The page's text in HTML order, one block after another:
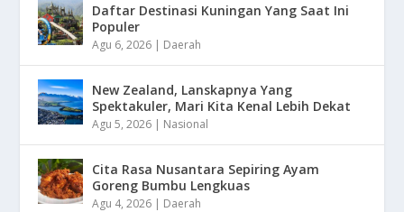
Daftar Destinasi Kuningan Yang Saat Ini
Populer
Agu 6, 2026 | Daerah
New Zealand, Lanskapnya Yang
Spektakuler, Mari Kita Kenal Lebih Dekat
Agu 5, 2026 | Nasional
Cita Rasa Nusantara Sepiring Ayam
Goreng Bumbu Lengkuas
Agu 4, 2026 | Daerah